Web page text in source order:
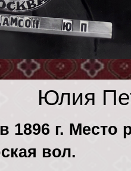
Юлия
1896 г.
вол.